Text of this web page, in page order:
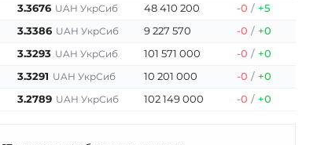
3.3676 UAH УкрСиб 48 410 200 -0 / +5
3.3386 UAH УкрСиб 9 227 570 -0 / +0
3.3293 UAH УкрСиб 101 571 000 -0 / +0
3.3291 UAH УкрСиб 10 201 000 -0 / +0
3.2789 UAH УкрСиб 102 149 000 -0 / +0